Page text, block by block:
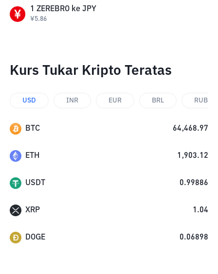
1 ZEREBRO ke JPY
¥5.86
Kurs Tukar Kripto Teratas
USD INR EUR BRL RUB
BTC 64,468.97
ETH 1,903.12
USDT 0.99886
XRP 1.04
DOGE 0.06898